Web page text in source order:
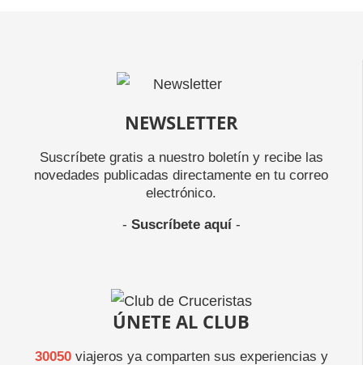
NEWSLETTER
Suscríbete gratis a nuestro boletín y recibe las
novedades publicadas directamente en tu correo
electrónico.
- Suscríbete aquí-
ÚNETE AL CLUB
30050viajeros ya comparten sus experiencias y